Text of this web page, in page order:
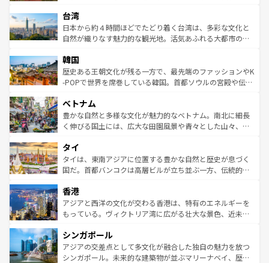
ならではの贅沢な旅のスタイルだ。 なお、新着のアメリカ
情報はコンテンツ一覧を参照してほしい。
れるおもてなしの心で訪れる人々を迎えてくれるハワイの
人々、おいしいローカルフードやハワイアンミュージッ
ク、伝統的なフラダンスなど、すべてがハワイの魅力を彩
ワイを、存分に味わってほしい。 なお、新着のハワイ情報
はコンテンツ一覧を参照してほしい。
リアリーフや大陸中央部にそびえるウルル（エアーズロッ
ク）、タスマニアの美しい原生林やケアンズの熱帯雨林な
ど、見どころがたくさん。また、カフェやワイン、オージ
いる。アクティビティも充実しており、サーフィンやダイ
ビング、ハイキングなど、アウトドア好きにはたまらな
い。オーストラリアの多彩な魅力を存分に味わいつくそ
参照してほしい。
台湾
日本から約４時間ほどでたどり着く台湾は、多彩な文化と
自然が織りなす魅力的な観光地。活気あふれる大都市の台
ン）、静ひつな山岳地帯である台湾東部など、都市の喧騒
と山間の静けさが共存しており、訪れる人に新しい発見と
驚きをもたらしてくれる。また、奥深い台湾の食文化も魅
容にもいいと評判のスイーツなど、バラエティ豊かな料理
が味わえる。 なお、新着の台湾情報は コンテンツ一覧を参
照してほしい。
韓国
歴史ある王朝文化が残る一方で、最先端のファッションやK
-POPで世界を席巻している韓国。首都ソウルの宮殿や伝統
き、地方に足を延ばせば四季折々の自然美を楽しむことが
できる。そして、キムチや焼肉、絶品のストリートフード
まで、さまざまな韓国料理が待っている。夜には、韓国な
リティに包まれながら、韓国の多彩な魅力を心ゆくまで味
わってみてほしい。 なお、新着の韓国情報はコンテンツ一
覧を参照してほしい。
ベトナム
豊かな自然と多様な文化が魅力的なベトナム。南北に細長
く伸びる国土には、広大な田園風景や青々とした山々、世
急速な発展と共に伝統が息づく。ハノイの古い町並みやホ
ーチミン市のフランス統治時代の建物も、独特の雰囲気を
醸し出している。また、バラエティの豊かさとおいしさで
とつ。フォーやバインミー、ベトナムコーヒーなどは、ぜ
ひ現地で味わいたい。どの地域を訪れてもあたたかい人々
が旅行者を迎えてくれるので、きっと忘れられない旅にな
参照してほしい。
タイ
タイは、東南アジアに位置する豊かな自然と歴史が息づく
国だ。首都バンコクは高層ビルが立ち並ぶ一方、伝統的な
の活気が交差している。北部ではチェンマイなどの山岳地
帯で自然と触れ合い、南部ではプーケットやクラビの美し
いビーチでリゾート気分を楽しむことができる。タイ料理
激する。気候は一年中温暖で、どの季節にも異なる楽しみ
が待っている。親しみやすいタイの人々、仏教を中心とし
た文化、そして多様な観光資源が、訪れる旅人を魅了し続
香港
アジアと西洋の文化が交わる香港は、特有のエネルギーを
もっている。ヴィクトリア湾に広がる壮大な景色、近未来
み、どこを訪れても感動するはず。観光スポットが密集し
ており、効率よく見どころを回れるのも魅力。息をのむよ
うな絶景から文化的な体験まで、香港を存分に楽しみ尽く
シンガポール
アジアの交差点として多文化が融合した独自の魅力を放つ
シンガポール。未来的な建築物が並ぶマリーナベイ、歴史